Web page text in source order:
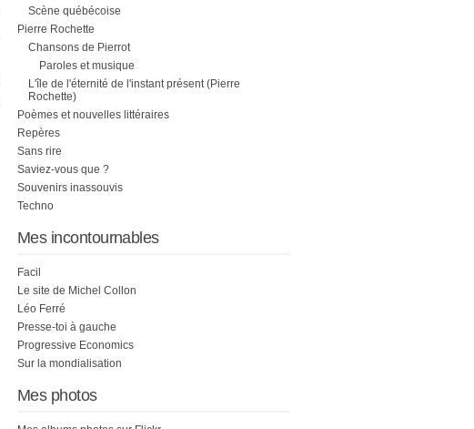
Scène québécoise
Pierre Rochette
Chansons de Pierrot
Paroles et musique
L'île de l'éternité de l'instant présent (Pierre
Rochette)
Poèmes et nouvelles littéraires
Repères
Sans rire
Saviez-vous que ?
Souvenirs inassouvis
Techno
Mes incontournables
Facil
Le site de Michel Collon
Léo Ferré
Presse-toi à gauche
Progressive Economics
Sur la mondialisation
Mes photos